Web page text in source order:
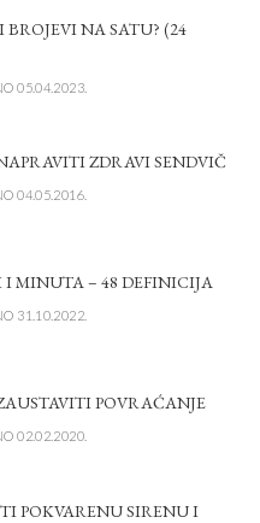
BROJEVI NA SATU? (24
05.04.2023.
ZDRAVI SENDVIČ
04.05.2016.
I MINUTA – 48 DEFINICIJA
31.10.2022.
POVRAĆANJE
02.02.2020.
POKVARENU SIRENU I